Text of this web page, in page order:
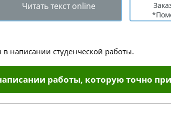
Читать текст online
написании студенческой работы.
работы, которую точно